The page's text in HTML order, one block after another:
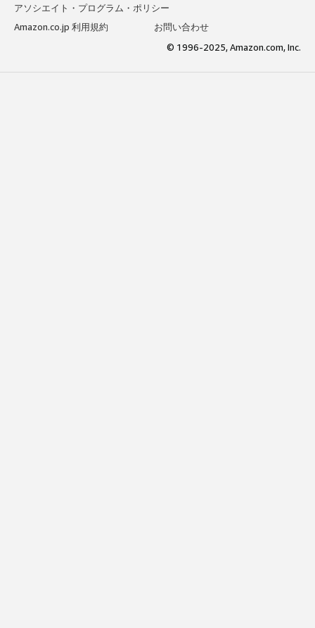
アソシエイト・プログラム・ポリシー
Amazon.co.jp 利用規約
お問い合わせ
© 1996-2025, Amazon.com, Inc.